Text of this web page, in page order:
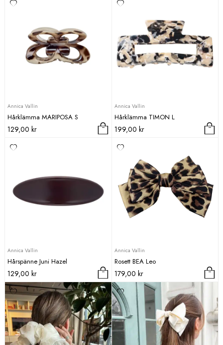
här
varianter.
produktsidan
Annica Vallin
Hårklämma MARIPOSA S
129,00 kr
Annica Vallin
Hårklämma TIMON L
199,00 kr
Annica Vallin
Hårspänne Juni Hazel
129,00 kr
Annica Vallin
Rosett BEA Leo
179,00 kr